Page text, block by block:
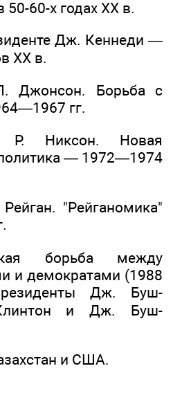
60-х годах XX в.
Дж. Кеннеди —
XX в.
Джонсон. Борьба с
гг.
Р. Никсон. Новая
— 1972—1974
"Рейганомика"
борьба между
и демократами (1988
Дж. Буш-
и Дж. Буш-
и США.